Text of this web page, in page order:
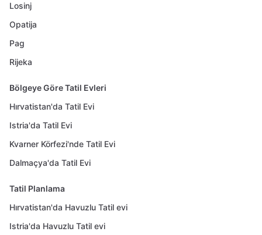
Losinj
Opatija
Pag
Rijeka
Bölgeye Göre Tatil Evleri
Hırvatistan'da Tatil Evi
Istria'da Tatil Evi
Kvarner Körfezi'nde Tatil Evi
Dalmaçya'da Tatil Evi
Tatil Planlama
Hırvatistan'da Havuzlu Tatil evi
Istria'da Havuzlu Tatil evi